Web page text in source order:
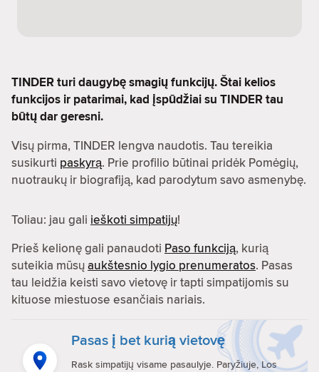
TINDER turi daugybę smagių funkcijų. Štai kelios
funkcijos ir patarimai, kad įspūdžiai su TINDER tau
būtų dar geresni.
Visų pirma, TINDER lengva naudotis. Tau tereikia
susikurti paskyrą. Prie profilio būtinai pridėk Pomėgių,
nuotraukų ir biografiją, kad parodytum savo asmenybę.
Toliau: jau gali ieškoti simpatijų!
Prieš kelionę gali panaudoti Paso funkciją, kurią
suteikia mūsųaukštesnio lygio prenumeratos. Pasas
tau leidžia keisti savo vietovę ir tapti simpatijomis su
kituose miestuose esančiais nariais.
Pasas į bet kurią vietovę
Rask simpatijų visame pasaulyje. Paryžiuje, Los